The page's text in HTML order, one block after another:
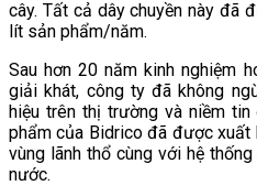
cây. Tất cả dây chuyền này đã
lít sản phẩm/năm.
Sau hơn 20 năm kinh nghiệm
giải khát, công ty đã không
hiệu trên thị trường và niềm
phẩm của Bidrico đã được xuất
vùng lãnh thổ cùng với hệ
nước.